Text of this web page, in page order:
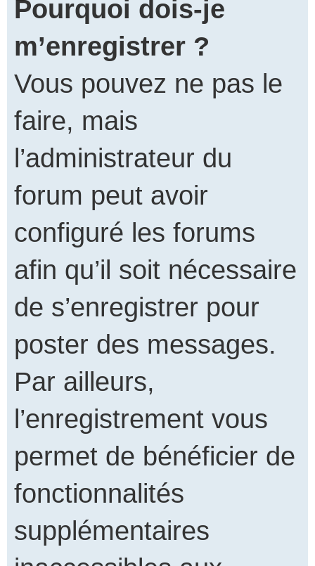
Pourquoi dois-je
m’enregistrer ?
Vous pouvez ne pas le
faire, mais
l’administrateur du
forum peut avoir
configuré les forums
afin qu’il soit nécessaire
de s’enregistrer pour
poster des messages.
Par ailleurs,
l’enregistrement vous
permet de bénéficier de
fonctionnalités
supplémentaires